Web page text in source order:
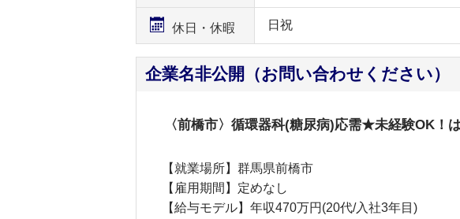
休日・休暇 日祝
企業名非公開（お問い合わせください）
〈前橋市〉循環器科(糖尿病)応需★未経験OK
【就業場所】群馬県前橋市
【雇用期間】定めなし
【給与モデル】年収470万円(20代/入社3年目)